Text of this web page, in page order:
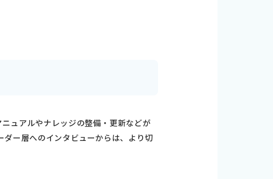
ュアルやナレッジの整備・更新などが
ー層へのインタビューからは、より切